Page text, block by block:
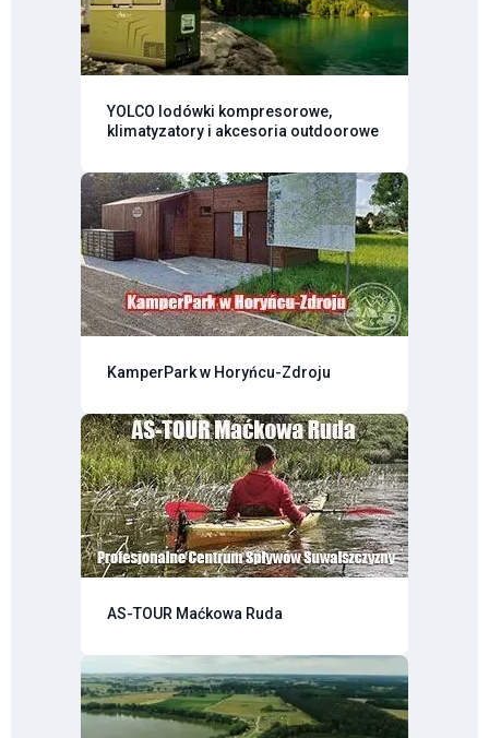
YOLCO lodówki kompresorowe,
klimatyzatory i akcesoria outdoorowe
KamperPark w Horyńcu-Zdroju
AS-TOUR Maćkowa Ruda